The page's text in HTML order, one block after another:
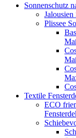
Sonnenschutz
Plissee
Textile
ECO